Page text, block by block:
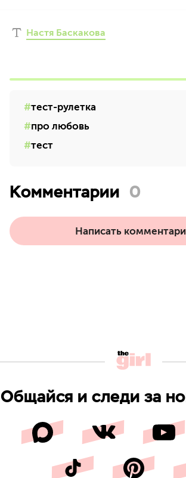
Настя Баскакова
тест-рулетка
про любовь
тест
Комментарии 0
Написать
Общайся и следи за